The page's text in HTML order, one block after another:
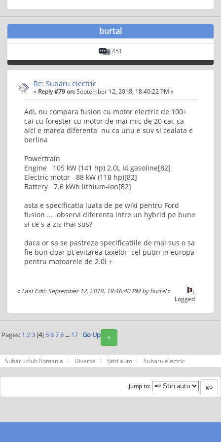
burtal
451
Re: Subaru electric
« Reply #79 on:September 12, 2018, 18:40:22 PM »
Adi, nu compara fusion cu motor electric de 100+
cai cu forester cu motor de mai mic de 20 cai, ca
aici e marea diferenta nu ca unu e suv si cealata e
berlina
Powertrain
Engine 105 kW (141 hp) 2.0L I4 gasoline[82]
Electric motor 88 kW (118 hp)[82]
Battery 7.6 kWh lithium-ion[82]
asta e specificatia luata de pe wiki pentru Ford
fusion ... observi diferenta intre un hybrid pe bune
si ce s-a zis mai sus?
daca or sa se pastreze specificatiile de mai sus o sa
fie bun doar pt evitarea taxelor cel putin in europa
pentru motoarele de 2.0l +
« Last Edit: September 12, 2018, 18:46:40 PM by burtal»
Logged
+
Pages: 1 2 3[4] 5 6 7 8 ... 17 Go Up
Subaru club Romania Diverse Știri auto Subaru electric
Jump to: